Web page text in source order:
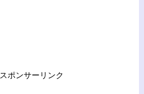
スポンサーリンク